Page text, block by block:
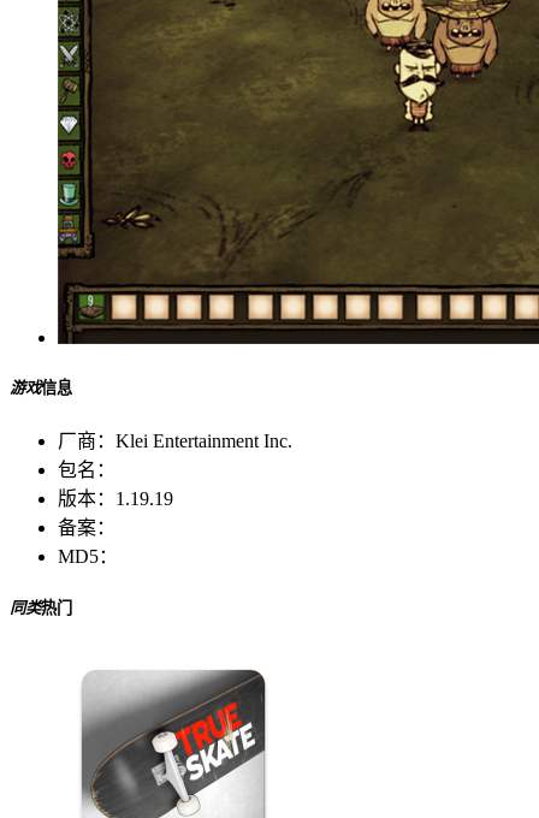
游戏信息
厂商： Klei Entertainment Inc.
包名：
版本： 1.19.19
备案：
MD5：
同类热门